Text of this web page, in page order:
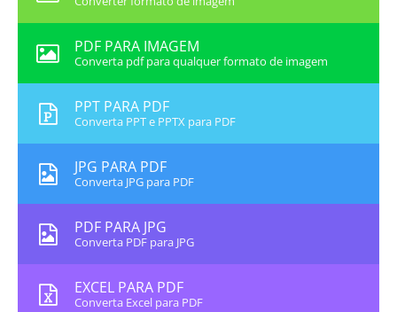
PDF PARA IMAGEM
Converta pdf para qualquer formato de imagem
PPT PARA PDF
Converta PPT e PPTX para PDF
JPG PARA PDF
Converta JPG para PDF
PDF PARA JPG
Converta PDF para JPG
EXCEL PARA PDF
Converta Excel para PDF